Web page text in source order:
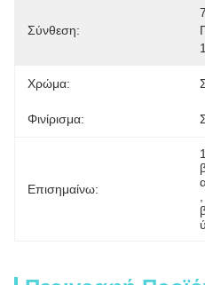
Σύνθεση:
Χρώμα:
Φινίρισμα:
Επισημαίνω: